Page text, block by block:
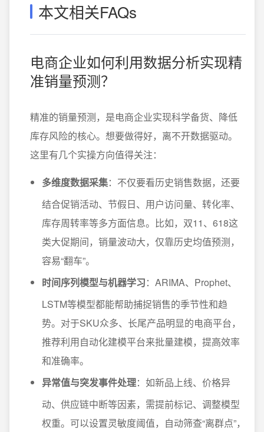
本文相关FAQs
电商企业如何利用数据分析实现精
准销量预测？
精准的销量预测，是电商企业实现科学备货、降低
库存风险的核心。想要做得好，离不开数据驱动。
这里有几个实操方向值得关注：
多维度数据采集：不仅要看历史销售数据，还要
结合促销活动、节假日、用户访问量、转化率、
库存周转率等多方面信息。比如，双11、618这
类大促期间，销量波动大，仅靠历史均值预测，
容易“翻车”。
时间序列模型与机器学习：ARIMA、Prophet、
LSTM等模型都能帮助捕捉销售的季节性和趋
势。对于SKU众多、长尾产品明显的电商平台，
推荐利用自动化建模平台来批量建模，提高效率
和准确率。
异常值与突发事件处理：如新品上线、价格异
动、供应链中断等因素，需提前标记、调整模型
权重。可以设置灵敏度阈值，自动筛查“离群点”，